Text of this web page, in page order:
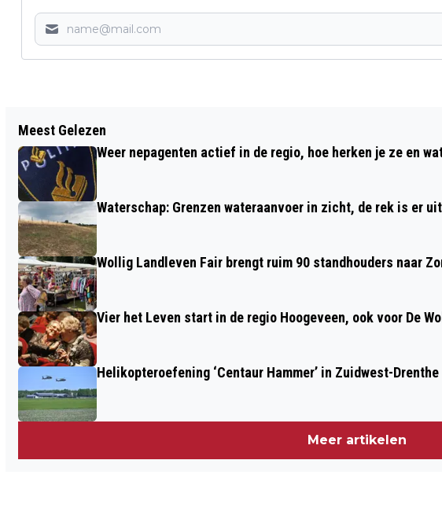
BELEEF DE OERWANDELING OP DE
HAVELTERBERG
Meest Gelezen
Weer nepagenten actief in de regio, hoe herken je ze en
Waterschap: Grenzen wateraanvoer in zicht, de rek is er uit
Wollig Landleven Fair brengt ruim 90 standhouders naar
Vier het Leven start in de regio Hoogeveen, ook voor De
Helikopteroefening ‘Centaur Hammer’ in Zuidwest-Drenthe
Meer artikelen